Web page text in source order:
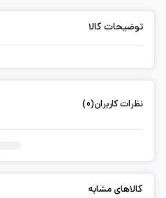
توضیحات کالا
نظرات کاربران(0)
کالاهای مشابه